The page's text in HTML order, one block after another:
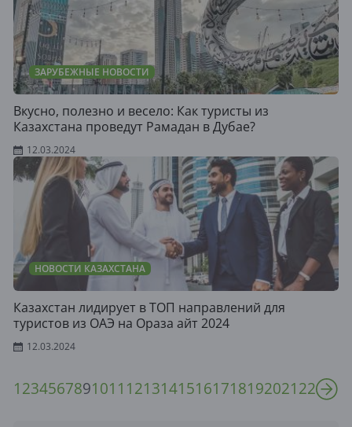
ЗАРУБЕЖНЫЕ НОВОСТИ
Вкусно, полезно и весело: Как туристы из
Казахстана проведут Рамадан в Дубае?
12.03.2024
НОВОСТИ КАЗАХСТАНА
Казахстан лидирует в ТОП направлений для
туристов из ОАЭ на Ораза айт 2024
12.03.2024
1234567891011 1213141516171819202122